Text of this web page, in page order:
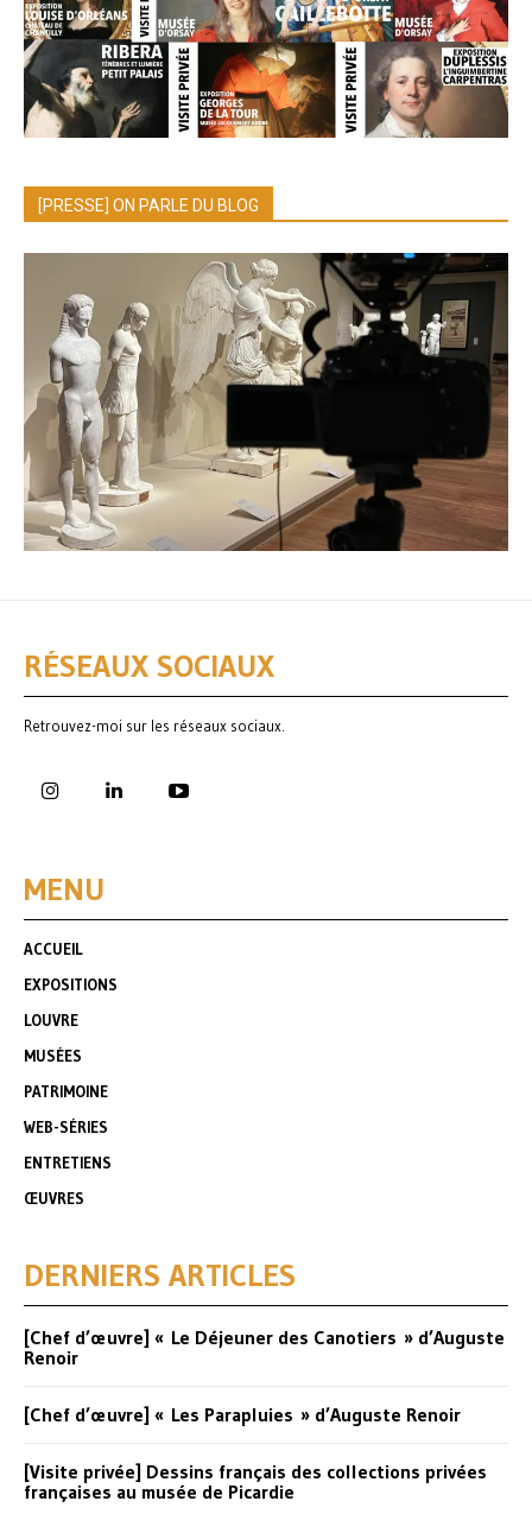
[PRESSE] ON PARLE DU BLOG
RÉSEAUX SOCIAUX
Retrouvez-moi sur les réseaux sociaux.
MENU
ACCUEIL
EXPOSITIONS
LOUVRE
MUSÉES
PATRIMOINE
WEB-SÉRIES
ENTRETIENS
ŒUVRES
DERNIERS ARTICLES
[Chef d’œuvre] « Le Déjeuner des Canotiers » d’Auguste
Renoir
[Chef d’œuvre] « Les Parapluies » d’Auguste Renoir
[Visite privée] Dessins français des collections privées
françaises au musée de Picardie